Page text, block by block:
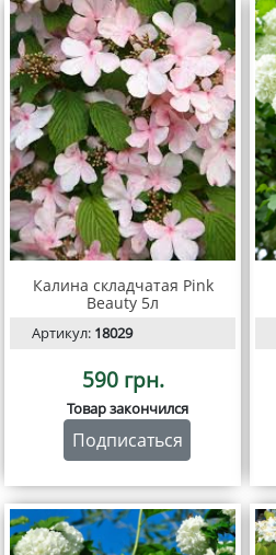
Калина складчатая Pink
Beauty 5л
Артикул: 18029
590 грн.
Товар закончился
Подписаться